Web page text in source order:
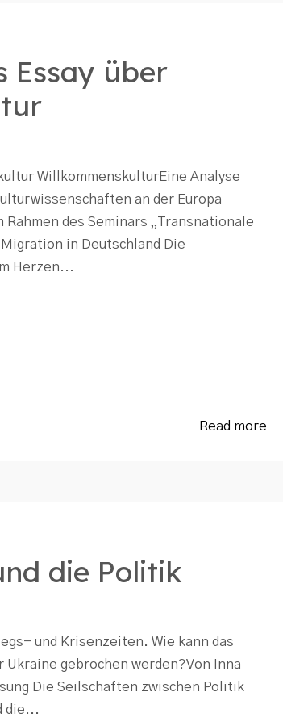
Essay über
WillkommenskulturEine Analyse
an der Europa
des Seminars „Transnationale
in Deutschland Die
Herzen...
Read more
die Politik
und Krisenzeiten. Wie kann das
gebrochen werden?Von Inna
Die Seilschaften zwischen Politik
die...